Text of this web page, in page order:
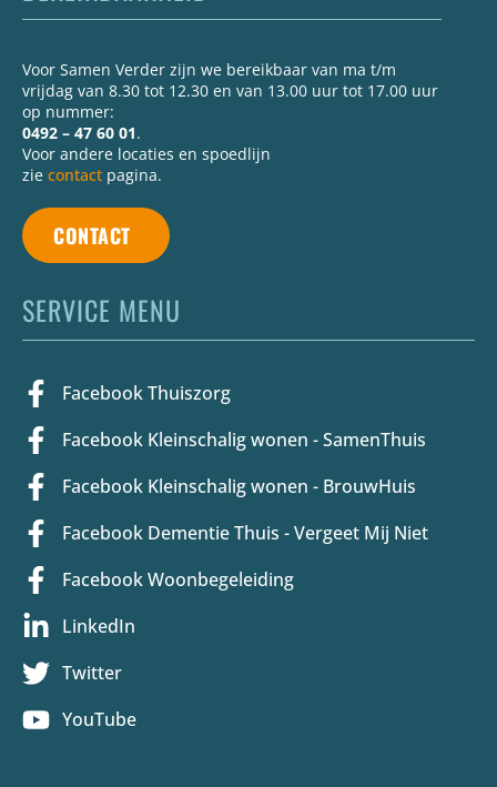
Voor Samen Verder zijn we bereikbaar van ma t/m
vrijdag van 8.30 tot 12.30 en van 13.00 uur tot 17.00 uur
op nummer:
0492 – 47 60 01.
Voor andere locaties en spoedlijn
zie contact pagina.
CONTACT
SERVICE MENU
Facebook Thuiszorg
Facebook Kleinschalig wonen - SamenThuis
Facebook Kleinschalig wonen - BrouwHuis
Facebook Dementie Thuis - Vergeet Mij Niet
Facebook Woonbegeleiding
LinkedIn
Twitter
YouTube